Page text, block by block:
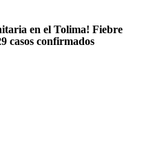
en el Tolima! Fiebre
casos confirmados